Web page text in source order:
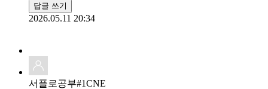
답글 쓰기
2026.05.11 20:34
서플로공부#1CNE